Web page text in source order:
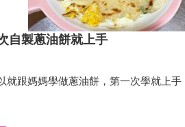
自製蔥油餅就上手
就跟媽媽學做蔥油餅，第一次學就上